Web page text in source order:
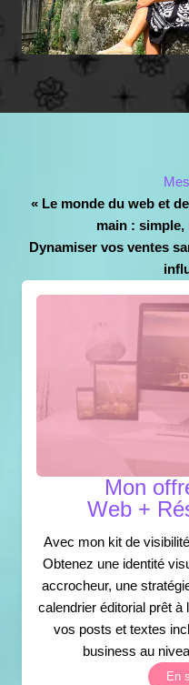
« Le monde du web et
main : simple,
Dynamiser vos ventes
Mon
Web +
Avec mon kit de
Obtenez une identité
accrocheur, une
calendrier éditorial prêt à
vos posts et textes
business au
En